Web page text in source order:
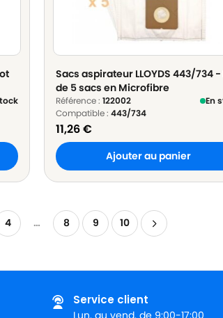
Sacs aspirateur LLOYDS 443/734 -
de 5 sacs en Microfibre
Référence : 122002
En
Compatible : 443/734
11,26€
Ajouter au panier
4 … 8 9 10
Service client
Lun. au vend. de 9:00-17:00